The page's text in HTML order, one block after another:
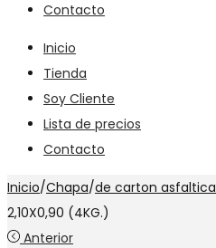
Contacto
Inicio
Tienda
Soy Cliente
Lista de precios
Contacto
Inicio/Chapa/de carton asfaltica
2,10X0,90 (4KG.)
Anterior